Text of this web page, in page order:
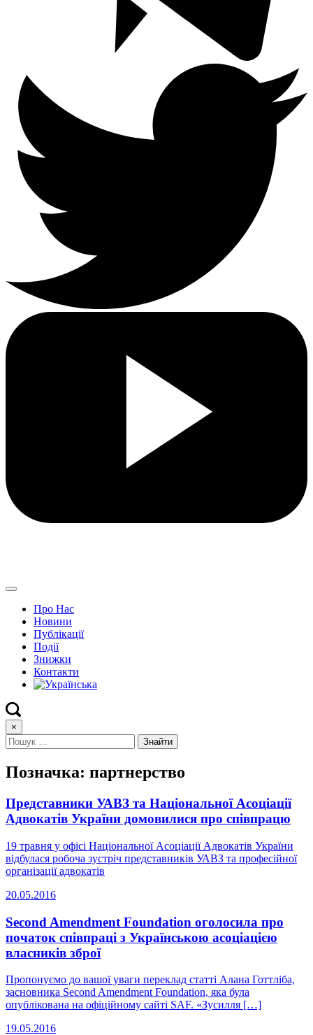
Про Нас
Новини
Публікації
Події
Знижки
Контакти
×
Позначка: партнерство
Представники УАВЗ та Національної Асоціації
Адвокатів України домовилися про співпрацю
19 травня у офісі Національної Асоціації Адвокатів України
відбулася робоча зустріч представників УАВЗ та професійної
організації адвокатів
20.05.2016
Second Amendment Foundation оголосила про
початок співпраці з Українською асоціацією
власників зброї
Пропонуємо до вашої уваги переклад статті Алана Готтліба,
засновника Second Amendment Foundation, яка була
опублікована на офіційному сайті SAF. «Зусилля […]
19.05.2016